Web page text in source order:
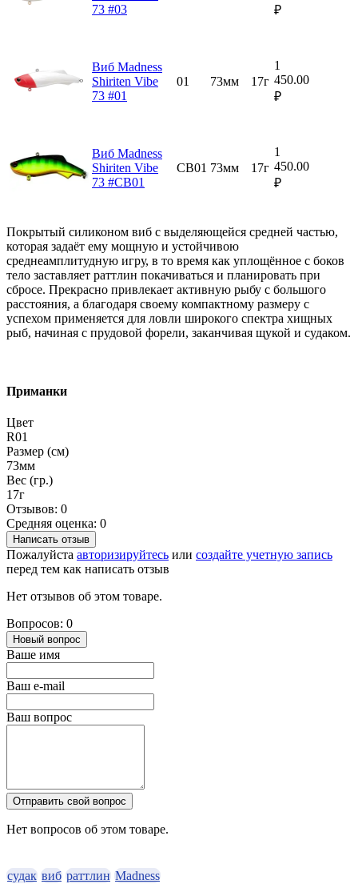
73 #03
₽
Виб Madness
Shiriten Vibe
73 #01
01 73мм 17г
1
450.00
₽
Виб Madness
Shiriten Vibe
73 #CB01
CB01 73мм 17г
1
450.00
₽
Покрытый силиконом виб с выделяющейся средней частью,
которая задаёт ему мощную и устойчивою
среднеамплитудную игру, в то время как уплощённое с боков
тело заставляет раттлин покачиваться и планировать при
сбросе. Прекрасно привлекает активную рыбу с большого
расстояния, а благодаря своему компактному размеру с
успехом применяется для ловли широкого спектра хищных
рыб, начиная с прудовой форели, заканчивая щукой и судаком.
Приманки
Цвет
R01
Размер (см)
73мм
Вес (гр.)
17г
Отзывов: 0
Средняя оценка: 0
Написать отзыв
Пожалуйста авторизируйтесь или создайте учетную запись
перед тем как написать отзыв
Нет отзывов об этом товаре.
Вопросов: 0
Новый вопрос
Ваше имя
Ваш e-mail
Ваш вопрос
Отправить свой вопрос
Нет вопросов об этом товаре.
судак виб раттлин Madness